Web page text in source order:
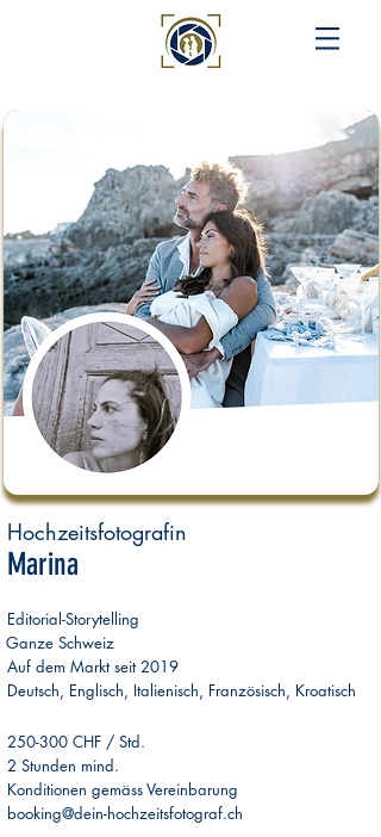
Hochzeitsfotografin
Marina
Editorial-Storytelling
Ganze Schweiz
Auf dem Markt seit 2019
Deutsch, Englisch, Italienisch, Französisch, Kroatisch
250-300 CHF / Std.
2 Stunden mind.
Konditionen gemäss Vereinbarung
booking@dein-hochzeitsfotograf.ch